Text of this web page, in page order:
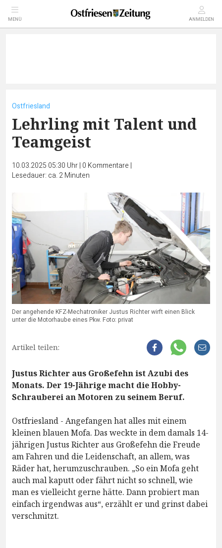
MENÜ ANMELDEN
Ostfriesland
Lehrling mit Talent und
Teamgeist
10.03.2025 05:30 Uhr| 0 Kommentare |
Lesedauer: ca. 2 Minuten
Der angehende KFZ-Mechatroniker Justus Richter wirft einen Blick
unter die Motorhaube eines Pkw. Foto: privat
Artikel teilen:
Justus Richter aus Großefehn ist Azubi des
Monats. Der 19-Jährige macht die Hobby-
Schrauberei an Motoren zu seinem Beruf.
Ostfriesland - Angefangen hat alles mit einem
kleinen blauen Mofa. Das weckte in dem damals 14-
jährigen Justus Richter aus Großefehn die Freude
am Fahren und die Leidenschaft, an allem, was
Räder hat, herumzuschrauben. „So ein Mofa geht
auch mal kaputt oder fährt nicht so schnell, wie
man es vielleicht gerne hätte. Dann probiert man
einfach irgendwas aus“, erzählt er und grinst dabei
verschmitzt.